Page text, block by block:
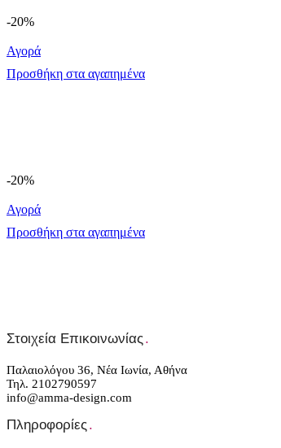
-20%
Αγορά
Προσθήκη στα αγαπημένα
-20%
Αγορά
Προσθήκη στα αγαπημένα
Στοιχεία Επικοινωνίας.
Παλαιολόγου 36, Νέα Ιωνία, Αθήνα
Τηλ. 2102790597
info@amma-design.com
Πληροφορίες.